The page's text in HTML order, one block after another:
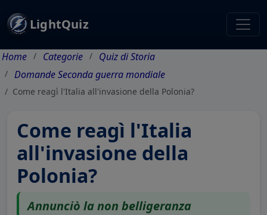
LightQuiz
Home Categorie
Quiz di Storia
Domande Seconda guerra mondiale
Come reagì l'Italia all'invasione della Polonia?
Come reagì l'Italia
all'invasione della
Polonia?
Annunciò la non belligeranza